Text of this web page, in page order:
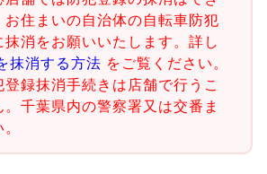
お住まいの自治体の自転車防犯
消をお願いいたします。詳し
抹消する方法 をご覧ください。
録抹消手続きは店舗で行うこ
。千葉県内の警察署又は交番ま